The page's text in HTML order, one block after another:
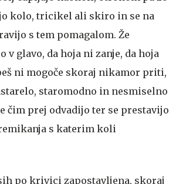
kolo, tricikel ali skiro in se na
s tem pomagalom. Že
v glavo, da hoja ni zanje, da hoja
ni mogoče skoraj nikamor priti,
staromodno in nesmiselno
čim prej odvadijo ter se prestavijo
s katerim koli